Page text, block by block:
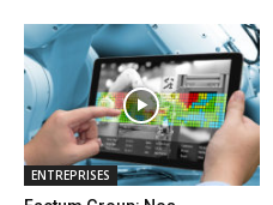
ENTREPRISES